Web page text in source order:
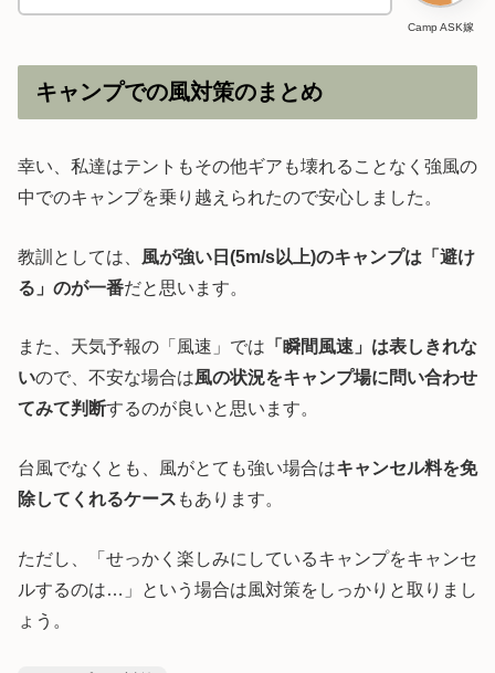
Camp ASK嫁
キャンプでの風対策のまとめ
幸い、私達はテントもその他ギアも壊れることなく強風の
中でのキャンプを乗り越えられたので安心しました。
教訓としては、 風が強い日(5m/s以上)のキャンプは「避け
る」のが一番だと思います。
また、天気予報の「風速」では 「瞬間風速」は表しきれな
いので、不安な場合は風の状況をキャンプ場に問い合わせ
てみて判断するのが良いと思います。
台風でなくとも、風がとても強い場合はキャンセル料を免
除してくれるケース もあります。
ただし、「せっかく楽しみにしているキャンプをキャンセ
ルするのは…」という場合は風対策をしっかりと取りまし
ょう。